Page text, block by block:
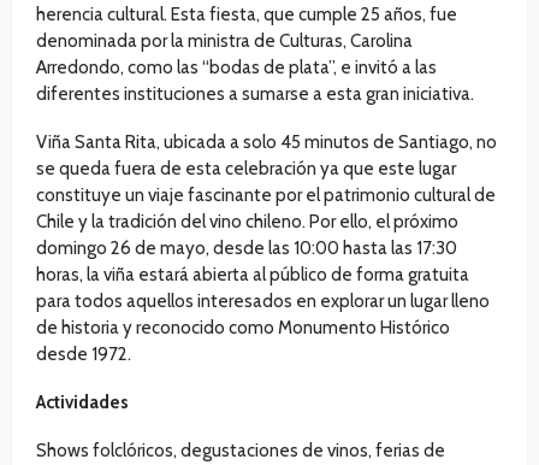
herencia cultural. Esta fiesta, que cumple 25 años, fue
denominada por la ministra de Culturas, Carolina
Arredondo, como las “bodas de plata”, e invitó a las
diferentes instituciones a sumarse a esta gran iniciativa.
Viña Santa Rita, ubicada a solo 45 minutos de Santiago, no
se queda fuera de esta celebración ya que este lugar
constituye un viaje fascinante por el patrimonio cultural de
Chile y la tradición del vino chileno. Por ello, el próximo
domingo 26 de mayo, desde las 10:00 hasta las 17:30
horas, la viña estará abierta al público de forma gratuita
para todos aquellos interesados en explorar un lugar lleno
de historia y reconocido como Monumento Histórico
desde 1972.
Actividades
Shows folclóricos, degustaciones de vinos, ferias de